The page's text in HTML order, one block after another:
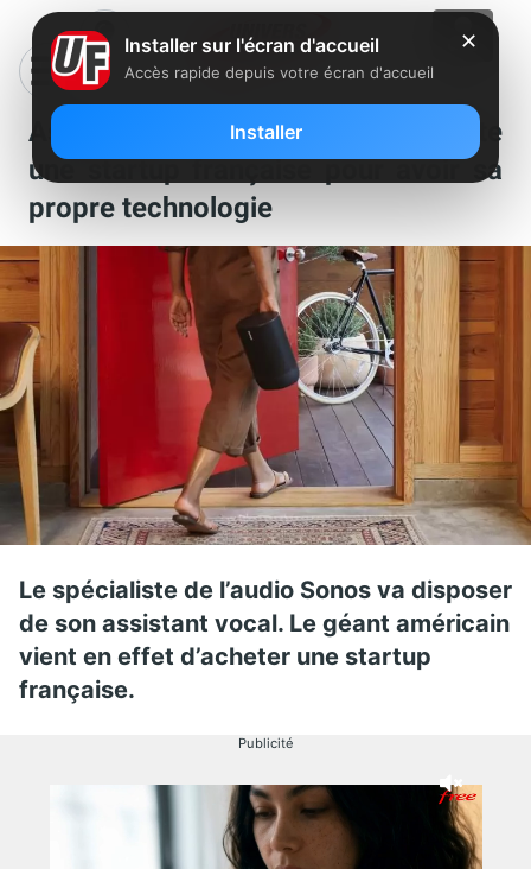
Assistants vocaux : Sonos rachète
une startup française pour avoir sa
propre technologie
Le spécialiste de l’audio Sonos va disposer
de son assistant vocal. Le géant américain
vient en effet d’acheter une startup
française.
Publicité
✕
Installer sur l'écran d'accueil
Accès rapide depuis votre écran d'accueil
Installer